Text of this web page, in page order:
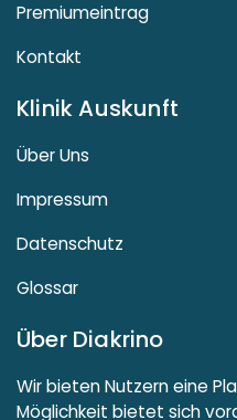
Premiumeintrag
Kontakt
Klinik Auskunft
Über Uns
Impressum
Datenschutz
Glossar
Über Diakrino
Wir bieten Nutzern eine
Möglichkeit bietet sich